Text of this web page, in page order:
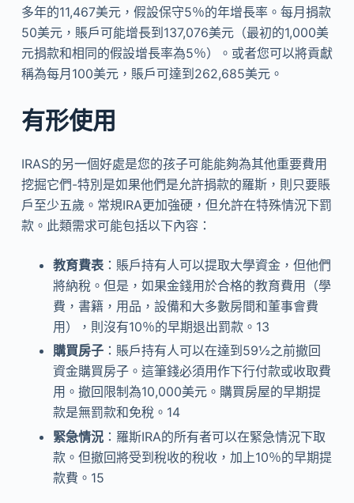
多年的11,467美元，假設保守5％的年增長率。每月捐款
50美元，賬戶可能增長到137,076美元（最初的1,000美
元捐款和相同的假設增長率為5％）。或者您可以將貢獻
稱為每月100美元，賬戶可達到262,685美元。
有形使用
IRAS的另一個好處是您的孩子可能能夠為其他重要費用
挖掘它們-特別是如果他們是允許捐款的羅斯，則只要賬
戶至少五歲。常規IRA更加強硬，但允許在特殊情況下罰
款。此類需求可能包括以下內容：
教育費表：賬戶持有人可以提取大學資金，但他們
將納稅。但是，如果金錢用於合格的教育費用（學
費，書籍，用品，設備和大多數房間和董事會費
用），則沒有10％的早期退出罰款。 13
購買房子：賬戶持有人可以在達到59½之前撤回
資金購買房子。這筆錢必須用作下行付款或收取費
用。撤回限制為10,000美元。購買房屋的早期提
款是無罰款和免稅。 14
緊急情況：羅斯IRA的所有者可以在緊急情況下取
款。但撤回將受到稅收的稅收，加上10％的早期提
款費。 15